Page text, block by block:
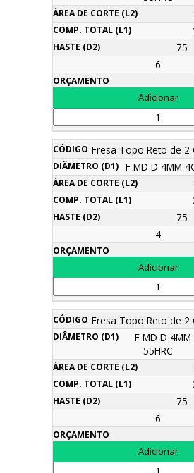
75
6
Fresa Topo Reto de 2
F MD D 4MM
75
4
Fresa Topo Reto de 2
F MD D
55HRC
75
6